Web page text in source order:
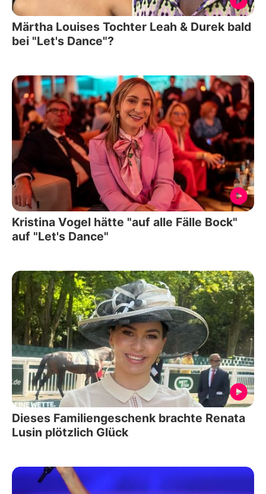
Märtha Louises Tochter Leah & Durek bald
bei "Let's Dance"?
Kristina Vogel hätte "auf alle Fälle Bock"
auf "Let's Dance"
Dieses Familiengeschenk brachte Renata
Lusin plötzlich Glück